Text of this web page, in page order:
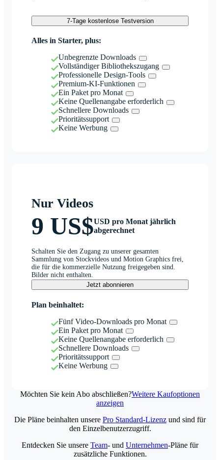
7-Tage kostenlose Testversion
Alles in Starter, plus:
Unbegrenzte Downloads
Vollständiger Bibliothekszugang
Professionelle Design-Tools
Premium-KI-Funktionen
Ein Paket pro Monat
Keine Quellenangabe erforderlich
Schnellere Downloads
Prioritätssupport
Keine Werbung
Nur Videos
9 US$USD pro Monat jährlich
abgerechnet
Schalten Sie den Zugang zu unserer gesamten
Sammlung von Stockvideos und Motion Graphics frei,
die für die kommerzielle Nutzung freigegeben sind.
Bilder nicht enthalten.
Jetzt abonnieren
Plan beinhaltet:
Fünf Video-Downloads pro Monat
Ein Paket pro Monat
Keine Quellenangabe erforderlich
Schnellere Downloads
Prioritätssupport
Keine Werbung
Möchten Sie kein Abo abschließen?Weitere Kaufoptionen
anzeigen
Die Pläne beinhalten unsere Pro Standard-Lizenz und sind für
den Einzelbenutzerzugriff.
Entdecken Sie unsere Team- und Unternehmen-Pläne für
zusätzliche Funktionen.